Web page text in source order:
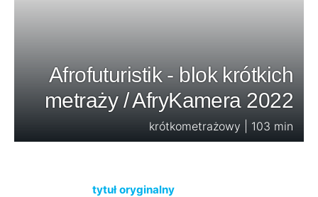
Afrofuturistik - blok krótkich
metraży / AfryKamera 2022
krótkometrażowy | 103 min
tytuł oryginalny